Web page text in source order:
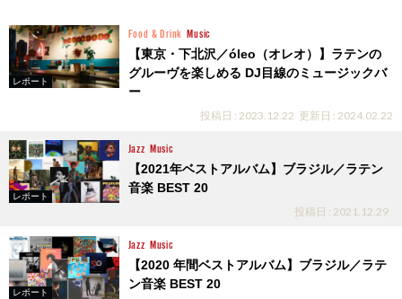
レポート
Food & Drink Music
【東京・下北沢／óleo（オレオ）】ラテンの
グルーヴを楽しめる DJ目線のミュージックバ
ー
投稿日 : 2023.12.22 更新日 : 2024.02.22
レポート
Jazz Music
【2021年ベストアルバム】ブラジル／ラテン
音楽 BEST 20
投稿日 : 2021.12.29
レポート
Jazz Music
【2020 年間ベストアルバム】ブラジル／ラテ
ン音楽 BEST 20